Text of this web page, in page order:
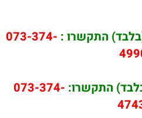
התקשרו : 073-374-
התקשרו: 073-374-